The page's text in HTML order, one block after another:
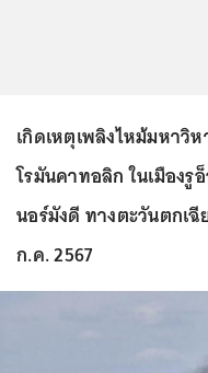
เกิดเหตุเพลิงไหม้มหาวิ
โรมันคาทอลิก ในเมือง
นอร์มังดี ทางตะวันตกเฉี
ก.ค. 2567